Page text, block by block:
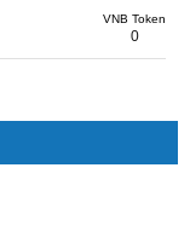
VNB Token
0